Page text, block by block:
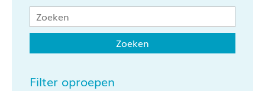
Filter oproepen